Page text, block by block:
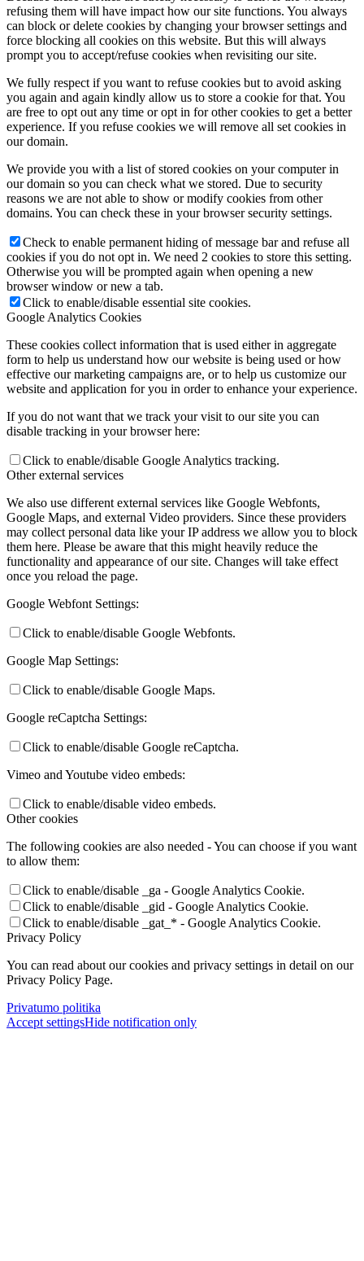
refusing them will have impact how our site functions. You always
can block or delete cookies by changing your browser settings and
force blocking all cookies on this website. But this will always
prompt you to accept/refuse cookies when revisiting our site.
We fully respect if you want to refuse cookies but to avoid asking
you again and again kindly allow us to store a cookie for that. You
are free to opt out any time or opt in for other cookies to get a better
experience. If you refuse cookies we will remove all set cookies in
our domain.
We provide you with a list of stored cookies on your computer in
our domain so you can check what we stored. Due to security
reasons we are not able to show or modify cookies from other
domains. You can check these in your browser security settings.
Check to enable permanent hiding of message bar and refuse all
cookies if you do not opt in. We need 2 cookies to store this setting.
Otherwise you will be prompted again when opening a new
browser window or new a tab.
Click to enable/disable essential site cookies.
Google Analytics Cookies
These cookies collect information that is used either in aggregate
form to help us understand how our website is being used or how
effective our marketing campaigns are, or to help us customize our
website and application for you in order to enhance your experience.
If you do not want that we track your visit to our site you can
disable tracking in your browser here:
Click to enable/disable Google Analytics tracking.
Other external services
We also use different external services like Google Webfonts,
Google Maps, and external Video providers. Since these providers
may collect personal data like your IP address we allow you to block
them here. Please be aware that this might heavily reduce the
functionality and appearance of our site. Changes will take effect
once you reload the page.
Google Webfont Settings:
Click to enable/disable Google Webfonts.
Google Map Settings:
Click to enable/disable Google Maps.
Google reCaptcha Settings:
Click to enable/disable Google reCaptcha.
Vimeo and Youtube video embeds:
Click to enable/disable video embeds.
Other cookies
The following cookies are also needed - You can choose if you want
to allow them:
Click to enable/disable _ga - Google Analytics Cookie.
Click to enable/disable _gid - Google Analytics Cookie.
Click to enable/disable _gat_* - Google Analytics Cookie.
Privacy Policy
You can read about our cookies and privacy settings in detail on our
Privacy Policy Page.
Privatumo politika
Accept settingsHide notification only